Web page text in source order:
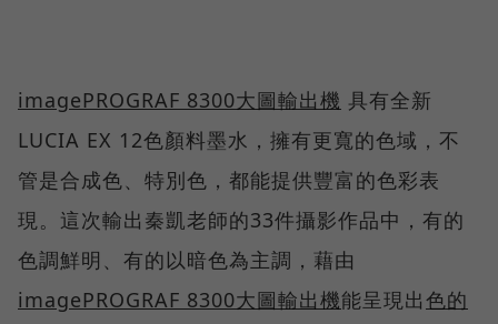
imagePROGRAF 8300大圖輸出機 具有全新
LUCIA EX 12色顏料墨水，擁有更寬的色域，不
管是合成色、特別色，都能提供豐富的色彩表
現。這次輸出秦凱老師的33件攝影作品中，有的
色調鮮明、有的以暗色為主調，藉由
imagePROGRAF 8300大圖輸出機能呈現出色的